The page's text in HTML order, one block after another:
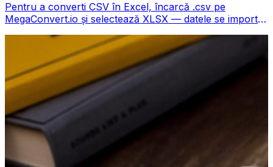
Pentru a converti CSV în Excel, încarcă .csv pe
MegaConvert.io și selectează XLSX — datele se importă